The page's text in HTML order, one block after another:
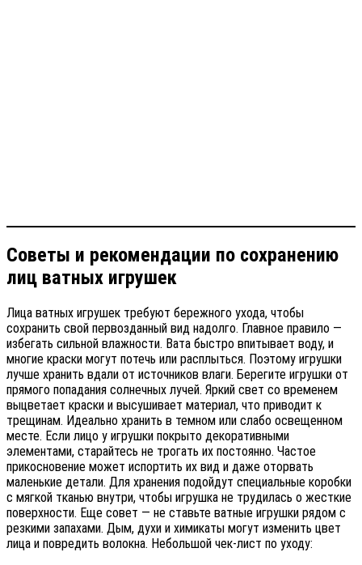
Советы и рекомендации по сохранению
лиц ватных игрушек
Лица ватных игрушек требуют бережного ухода, чтобы
сохранить свой первозданный вид надолго. Главное правило —
избегать сильной влажности. Вата быстро впитывает воду, и
многие краски могут потечь или расплыться. Поэтому игрушки
лучше хранить вдали от источников влаги. Берегите игрушки от
прямого попадания солнечных лучей. Яркий свет со временем
выцветает краски и высушивает материал, что приводит к
трещинам. Идеально хранить в темном или слабо освещенном
месте. Если лицо у игрушки покрыто декоративными
элементами, старайтесь не трогать их постоянно. Частое
прикосновение может испортить их вид и даже оторвать
маленькие детали. Для хранения подойдут специальные коробки
с мягкой тканью внутри, чтобы игрушка не трудилась о жесткие
поверхности. Еще совет — не ставьте ватные игрушки рядом с
резкими запахами. Дым, духи и химикаты могут изменить цвет
лица и повредить волокна. Небольшой чек-лист по уходу: